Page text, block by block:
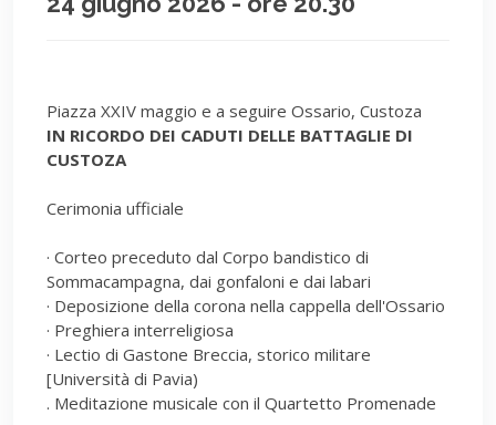
Piazza XXIV maggio e a seguire Ossario, Custoza
IN RICORDO DEI CADUTI DELLE BATTAGLIE DI
CUSTOZA
Cerimonia ufficiale
· Corteo preceduto dal Corpo bandistico di
Sommacampagna, dai gonfaloni e dai labari
· Deposizione della corona nella cappella dell'Ossario
· Preghiera interreligiosa
· Lectio di Gastone Breccia, storico militare
[Università di Pavia)
. Meditazione musicale con il Quartetto Promenade